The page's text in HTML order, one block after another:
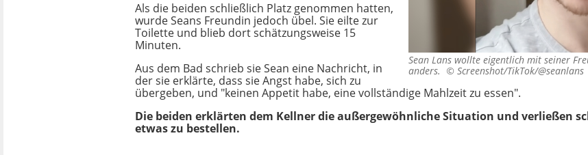
Sean Lans wollte eigentlich mit seiner
anders. © Screenshot/TikTok/@seanlans
Als die beiden schließlich Platz genommen hatten,
wurde Seans Freundin jedoch übel. Sie eilte zur
Toilette und blieb dort schätzungsweise 15
Minuten.
Aus dem Bad schrieb sie Sean eine Nachricht, in
der sie erklärte, dass sie Angst habe, sich zu
übergeben, und "keinen Appetit habe, eine vollständige Mahlzeit zu essen".
Die beiden erklärten dem Kellner die außergewöhnliche Situation und verließen
etwas zu bestellen.